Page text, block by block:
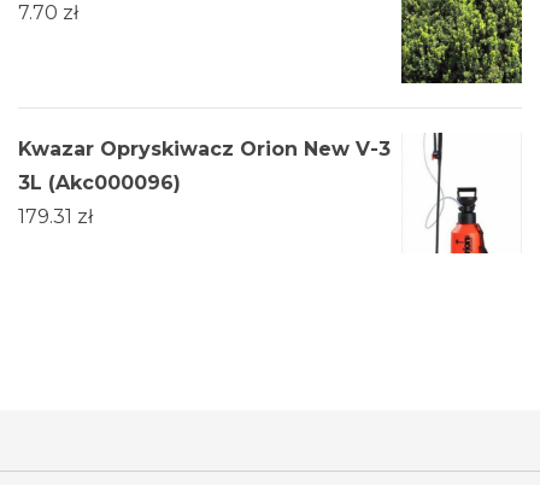
7.70 zł
Kwazar Opryskiwacz Orion New V-3
3L (Akc000096)
179.31 zł